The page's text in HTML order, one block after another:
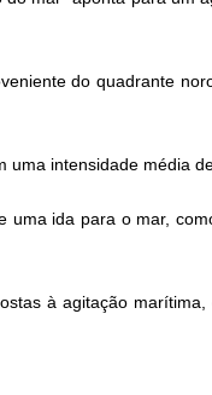
do quadrante
intensidade média
ida para o mar,
à agitação